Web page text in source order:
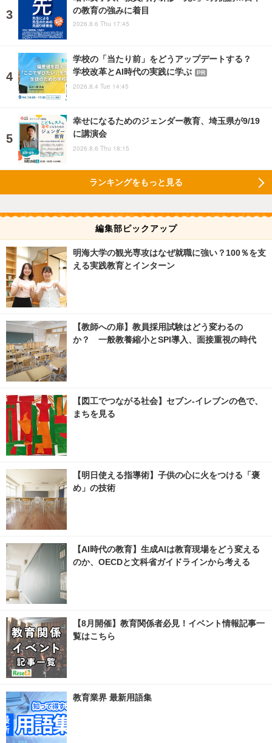
の教育の強みに着目
2026.8.6 Thu 17:45
学校の「当たり前」をどうアップデートする？
学校改革とAI時代の実践に学ぶ
PR
2026.8.4 Tue 14:45
幸せになるためのジェンダー教育、埼玉県が9/19
に講演会
2026.8.6 Thu 18:15
ランキングをもっと見る
編集部ピックアップ
明海大学の観光専攻はなぜ就職に強い？100％を支
える実践教育とインターン
【教師への扉】教員採用試験はどう変わるの
か？ 一般教養縮小とSPI導入、面接重視の時代
【図工でつながる社会】セブン‐イレブンの色で、
まちを見る
【明日使える指導術】子供の心に火をつける「褒
め」の技術
【AI時代の教育】生成AIは教育現場をどう変える
のか、OECDと文科省ガイドラインから考える
【8月開催】教育関係者必見！イベント情報記事一
覧はこちら
教育業界 最新用語集